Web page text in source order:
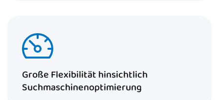
Große Flexibilität hinsichtlich
Suchmaschinenoptimierung